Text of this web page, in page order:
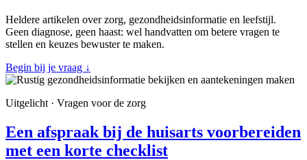
Heldere artikelen over zorg, gezondheidsinformatie en leefstijl.
Geen diagnose, geen haast: wel handvatten om betere vragen te
stellen en keuzes bewuster te maken.
Begin bij je vraag ↓
Uitgelicht · Vragen voor de zorg
Een afspraak bij de huisarts voorbereiden
met een korte checklist